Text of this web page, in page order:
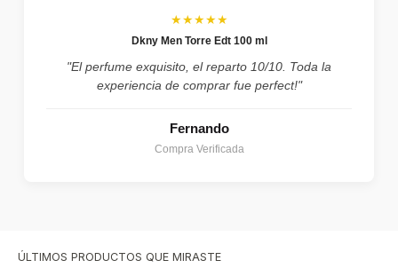
★★★★★
Dkny Men Torre Edt 100 ml
"El perfume exquisito, el reparto 10/10. Toda la
experiencia de comprar fue perfect!"
Fernando
Compra Verificada
ÚLTIMOS PRODUCTOS QUE MIRASTE